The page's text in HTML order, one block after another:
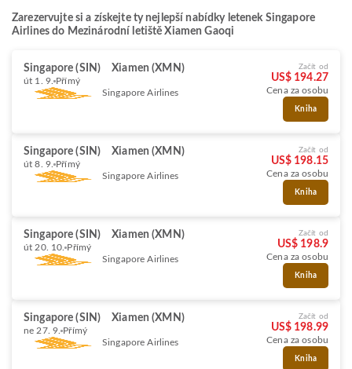
Zarezervujte si a získejte ty nejlepší nabídky letenek Singapore
Airlines do Mezinárodní letiště Xiamen Gaoqi
Singapore (SIN) Xiamen (XMN)
út 1. 9. Přímý
Singapore Airlines
Začít od
US$ 194.27
Cena za osobu
Kniha
Singapore (SIN) Xiamen (XMN)
út 8. 9. Přímý
Singapore Airlines
Začít od
US$ 198.15
Cena za osobu
Kniha
Singapore (SIN) Xiamen (XMN)
út 20. 10. Přímý
Singapore Airlines
Začít od
US$ 198.9
Cena za osobu
Kniha
Singapore (SIN) Xiamen (XMN)
ne 27. 9. Přímý
Singapore Airlines
Začít od
US$ 198.99
Cena za osobu
Kniha